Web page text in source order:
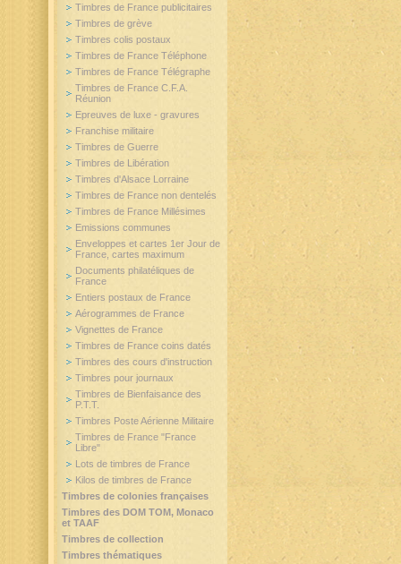
Timbres de France publicitaires
Timbres de grève
Timbres colis postaux
Timbres de France Téléphone
Timbres de France Télégraphe
Timbres de France C.F.A.
Réunion
Epreuves de luxe - gravures
Franchise militaire
Timbres de Guerre
Timbres de Libération
Timbres d'Alsace Lorraine
Timbres de France non dentelés
Timbres de France Millésimes
Emissions communes
Enveloppes et cartes 1er Jour de
France, cartes maximum
Documents philatéliques de
France
Entiers postaux de France
Aérogrammes de France
Vignettes de France
Timbres de France coins datés
Timbres des cours d'instruction
Timbres pour journaux
Timbres de Bienfaisance des
P.T.T.
Timbres Poste Aérienne Militaire
Timbres de France "France
Libre"
Lots de timbres de France
Kilos de timbres de France
Timbres de colonies françaises
Timbres des DOM TOM, Monaco
et TAAF
Timbres de collection
Timbres thématiques